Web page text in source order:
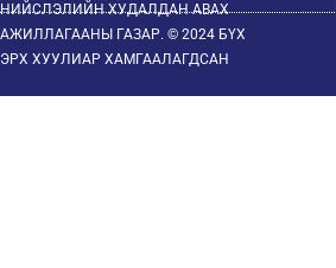
НИЙСЛЭЛИЙН ХУДАЛДАН АВАХ
АЖИЛЛАГААНЫ ГАЗАР. © 2024 БҮХ
ЭРХ ХУУЛИАР ХАМГААЛАГДСАН